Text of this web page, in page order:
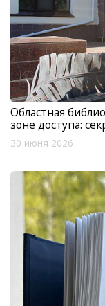
Областная
зоне доступа:
30 июня 2026